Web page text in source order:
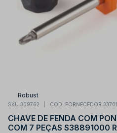
Robust
SKU 309762 COD. FORNECEDOR
CHAVE DE FENDA COM
COM 7 PEÇAS S38891000